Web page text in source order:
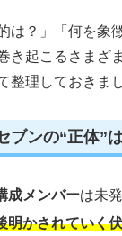
は？」「何を象
起こるさまざ
整理しておきま
ブンの“正体”
成メンバーは未発
明かされていく